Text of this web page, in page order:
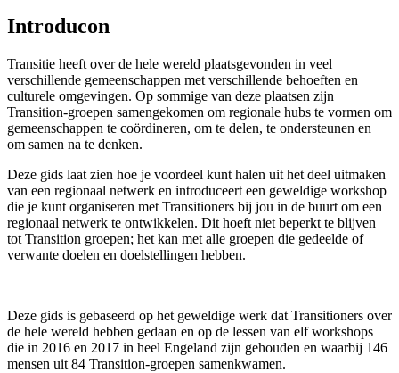
Introducon
Transitie heeft over de hele wereld plaatsgevonden in veel
verschillende gemeenschappen met verschillende behoeften en
culturele omgevingen. Op sommige van deze plaatsen zijn
Transition-groepen samengekomen om regionale hubs te vormen om
gemeenschappen te coördineren, om te delen, te ondersteunen en
om samen na te denken.
Deze gids laat zien hoe je voordeel kunt halen uit het deel uitmaken
van een regionaal netwerk en introduceert een geweldige workshop
die je kunt organiseren met Transitioners bij jou in de buurt om een
regionaal netwerk te ontwikkelen. Dit hoeft niet beperkt te blijven
tot Transition groepen; het kan met alle groepen die gedeelde of
verwante doelen en doelstellingen hebben.
Deze gids is gebaseerd op het geweldige werk dat Transitioners over
de hele wereld hebben gedaan en op de lessen van elf workshops
die in 2016 en 2017 in heel Engeland zijn gehouden en waarbij 146
mensen uit 84 Transition-groepen samenkwamen.